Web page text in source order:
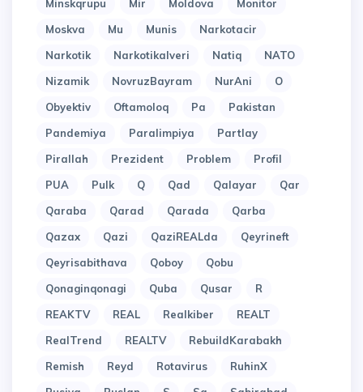
Minskqrupu
Mir Moldova
Monitor
Moskva
Mu Munis
Narkotacir
Narkotik
Narkotikalveri Natiq
NATO
Nizamik
NovruzBayram NurAni
O
Obyektiv
Oftamoloq Pa
Pakistan
Pandemiya
Paralimpiya
Partlay
Pirallah
Prezident Problem
Profil
PUA
Pulk Q Qad Qalayar
Qar
Qaraba
Qarad Qarada
Qarba
Qazax
Qazi QaziREALda
Qeyrineft
Qeyrisabithava
Qoboy
Qobu
Qonaginqonagi
Quba Qusar
R
REAKTV
REAL Realkiber
REALT
RealTrend
REALTV
RebuildKarabakh
Remish
Reyd Rotavirus
RuhinX